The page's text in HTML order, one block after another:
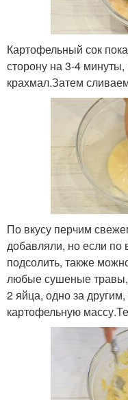
Картофельный сок
сторону на 3-4
крахмал.Затем
По вкусу перчим
добавляли, но если по
подсолить, также
любые сушеные
2 яйца, одно за
картофельную